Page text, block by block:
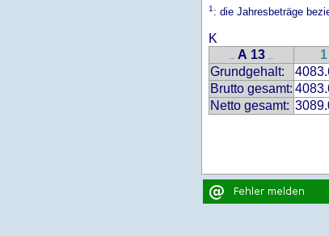
1: die Jahresbeträge
K
.. A 13 .. 1
Grundgehalt:
Brutto gesamt:
Netto gesamt: